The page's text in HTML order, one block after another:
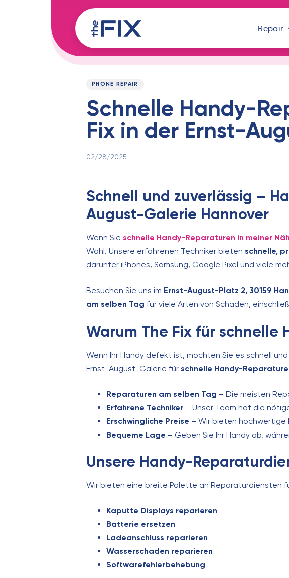
Repair
PUBLISHED
PHONE REPAIR
Schnelle Handy-
Fix in der Ernst-
02/28/2025
Schnell und zuverlässig –
August-Galerie Hannover
Wenn Sie schnelle Handy-Reparaturen in meiner
Wahl. Unsere erfahrenen Techniker bieten schnelle,
darunter iPhones, Samsung, Google Pixel und viele
Besuchen Sie uns im Ernst-August-Platz 2, 30159
am selben Tag für viele Arten von Schäden,
Warum The Fix für schnelle
Wenn Ihr Handy defekt ist, möchten Sie es schnell
Ernst-August-Galerie für schnelle Handy-
Reparaturen am selben Tag – Die meisten
Erfahrene Techniker – Unser Team hat die
Erschwingliche Preise – Wir bieten
Bequeme Lage – Geben Sie Ihr Handy ab,
Unsere Handy-
Wir bieten eine breite Palette an Reparaturdiensten
Kaputte Displays reparieren
Batterie ersetzen
Ladeanschluss reparieren
Wasserschaden reparieren
Softwarefehlerbehebung